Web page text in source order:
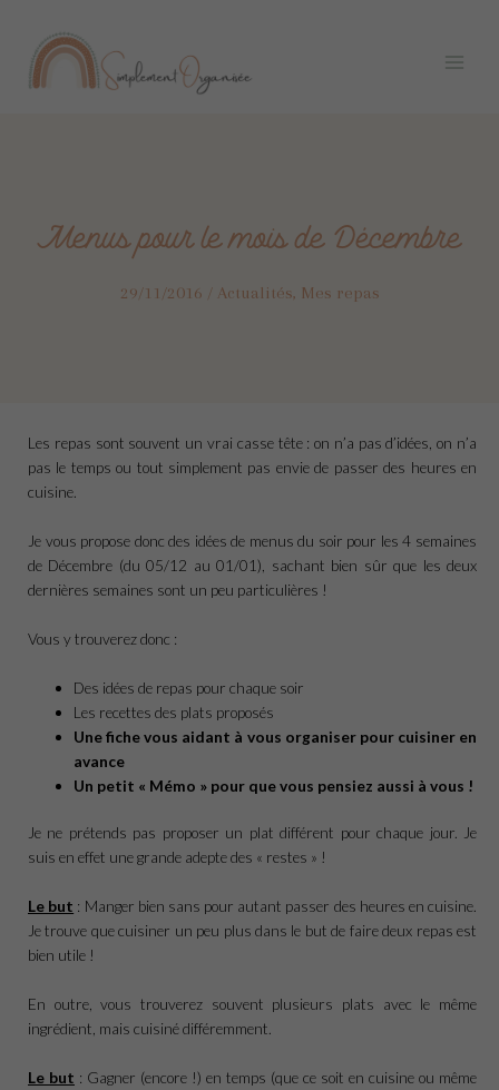
contenu
Menu
Menus pour le mois de Décembre
29/11/2016 / Actualités, Mes repas
Les repas sont souvent un vrai casse tête : on n’a pas d’idées, on n’a
pas le temps ou tout simplement pas envie de passer des heures en
cuisine.
Je vous propose donc des idées de menus du soir pour les 4 semaines
de Décembre (du 05/12 au 01/01), sachant bien sûr que les deux
dernières semaines sont un peu particulières !
Vous y trouverez donc :
Des idées de repas pour chaque soir
Les recettes des plats proposés
Une fiche vous aidant à vous organiser pour cuisiner en
avance
Un petit « Mémo » pour que vous pensiez aussi à vous !
Je ne prétends pas proposer un plat différent pour chaque jour. Je
suis en effet une grande adepte des « restes » !
Le but : Manger bien sans pour autant passer des heures en cuisine.
Je trouve que cuisiner un peu plus dans le but de faire deux repas est
bien utile !
En outre, vous trouverez souvent plusieurs plats avec le même
ingrédient, mais cuisiné différemment.
Le but : Gagner (encore !) en temps (que ce soit en cuisine ou même
articles